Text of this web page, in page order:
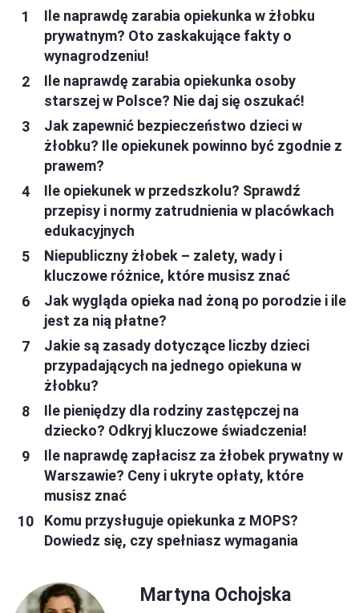
Ile naprawdę zarabia opiekunka w żłobku
prywatnym? Oto zaskakujące fakty o
wynagrodzeniu!
Ile naprawdę zarabia opiekunka osoby
starszej w Polsce? Nie daj się oszukać!
Jak zapewnić bezpieczeństwo dzieci w
żłobku? Ile opiekunek powinno być zgodnie z
prawem?
Ile opiekunek w przedszkolu? Sprawdź
przepisy i normy zatrudnienia w placówkach
edukacyjnych
Niepubliczny żłobek – zalety, wady i
kluczowe różnice, które musisz znać
Jak wygląda opieka nad żoną po porodzie i ile
jest za nią płatne?
Jakie są zasady dotyczące liczby dzieci
przypadających na jednego opiekuna w
żłobku?
Ile pieniędzy dla rodziny zastępczej na
dziecko? Odkryj kluczowe świadczenia!
Ile naprawdę zapłacisz za żłobek prywatny w
Warszawie? Ceny i ukryte opłaty, które
musisz znać
Komu przysługuje opiekunka z MOPS?
Dowiedz się, czy spełniasz wymagania
Martyna Ochojska